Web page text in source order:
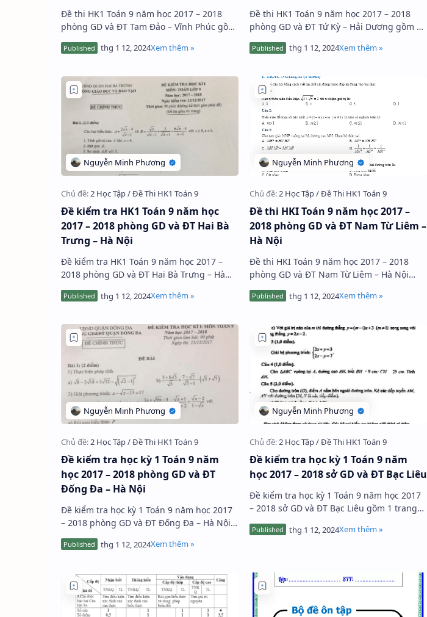
Đề thi HK1 Toán 9 năm học 2017 – 2018
phòng GD và ĐT Tam Đảo – Vĩnh Phúc gồm
luận, thời gian làm bài 90 phút, …
Đề thi HK1 Toán 9 năm học 2017 – 2018
phòng GD và ĐT Tứ Kỳ – Hải Dương gồm 5
phút, đề thi có lời giải chi tiế…
Đề kiểm tra HK1 Toán 9 năm học
2017 – 2018 phòng GD và ĐT Hai Bà
Trưng – Hà Nội
Đề kiểm tra HK1 Toán 9 năm học 2017 –
2018 phòng GD và ĐT Hai Bà Trưng – Hà
Nội gồm 5 bài toán tự luận, thời gian làm
bài 90 phút, kỳ thi diễn ra vào…
Đề thi HKI Toán 9 năm học 2017 –
2018 phòng GD và ĐT Nam Từ Liêm –
Hà Nội
Đề thi HKI Toán 9 năm học 2017 – 2018
phòng GD và ĐT Nam Từ Liêm – Hà Nội
gồm 4 câu hỏi trắc nghiệm (chiếm 1 điểm)
và 5 bài toán tự luận (chiếm 9 điể…
Đề kiểm tra học kỳ 1 Toán 9 năm
học 2017 – 2018 phòng GD và ĐT
Đống Đa – Hà Nội
Đề kiểm tra học kỳ 1 Toán 9 năm học 2017
– 2018 phòng GD và ĐT Đống Đa – Hà Nội
gồm 5 bài toán tự luận, thời gian làm bài
90 phút, kỳ thi diễn ra vào…
Đề kiểm tra học kỳ 1 Toán 9 năm
học 2017 – 2018 sở GD và ĐT Bạc Liêu
Đề kiểm tra học kỳ 1 Toán 9 năm học 2017
– 2018 sở GD và ĐT Bạc Liêu gồm 1 trang
với 5 bài toán tự luận, đề thi nhằm đánh
giá chất lượng học tập môn …